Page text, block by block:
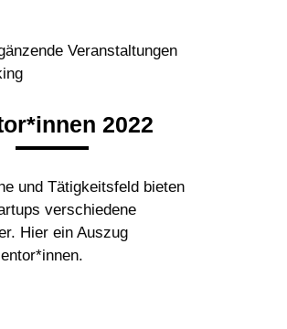
Veranstaltungen
2022
und Tätigkeitsfeld bieten
verschiedene
Hier ein Auszug